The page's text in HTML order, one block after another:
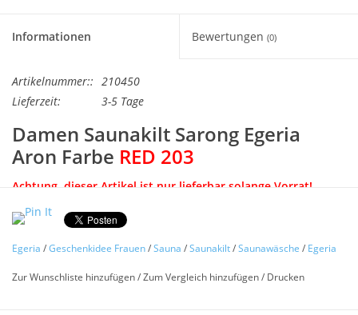
Über uns
Vertrag widerrufen
Tel.0049(0)7322-919376
Marken
Informationen Bewertungen (0)
Artikelnummer:: 210450
Lieferzeit:
3-5 Tage
Damen Saunakilt Sarong Egeria
Aron Farbe RED 203
Achtung, dieser Artikel ist nur lieferbar solange Vorrat!
Zwischenverkauf vorbehalten.
Markenhersteller Egeria, wunderbar bequem und praktisch
Egeria /Geschenkidee Frauen/Sauna /Saunakilt/Saunawäsche / Egeria
Zur Wunschliste hinzufügen/Zum Vergleich hinzufügen/ Drucken